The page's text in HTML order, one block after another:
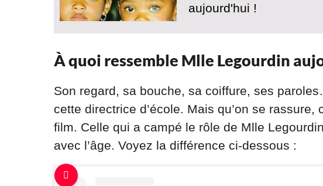
aujourd'hui !
À quoi ressemble Mlle Legourdin
Son regard, sa bouche, sa coiffure, ses
cette directrice d’école. Mais qu’on se rassure,
film. Celle qui a campé le rôle de Mlle
avec l’âge. Voyez la différence ci-dessous :